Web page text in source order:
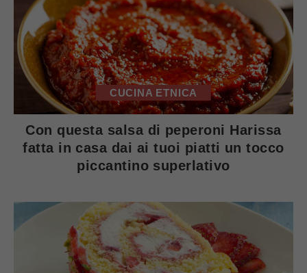
CUCINA ETNICA
Con questa salsa di peperoni Harissa
fatta in casa dai ai tuoi piatti un tocco
piccantino superlativo